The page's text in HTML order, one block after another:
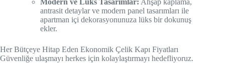
antrasit detaylar ve modern panel tasarımları ile
apartman içi dekorasyonunuza lüks bir dokunuş
ekler.
Her Bütçeye Hitap Eden Ekonomik Çelik Kapı Fiyatları
Güvenliğe ulaşmayı herkes için kolaylaştırmayı hedefliyoruz.